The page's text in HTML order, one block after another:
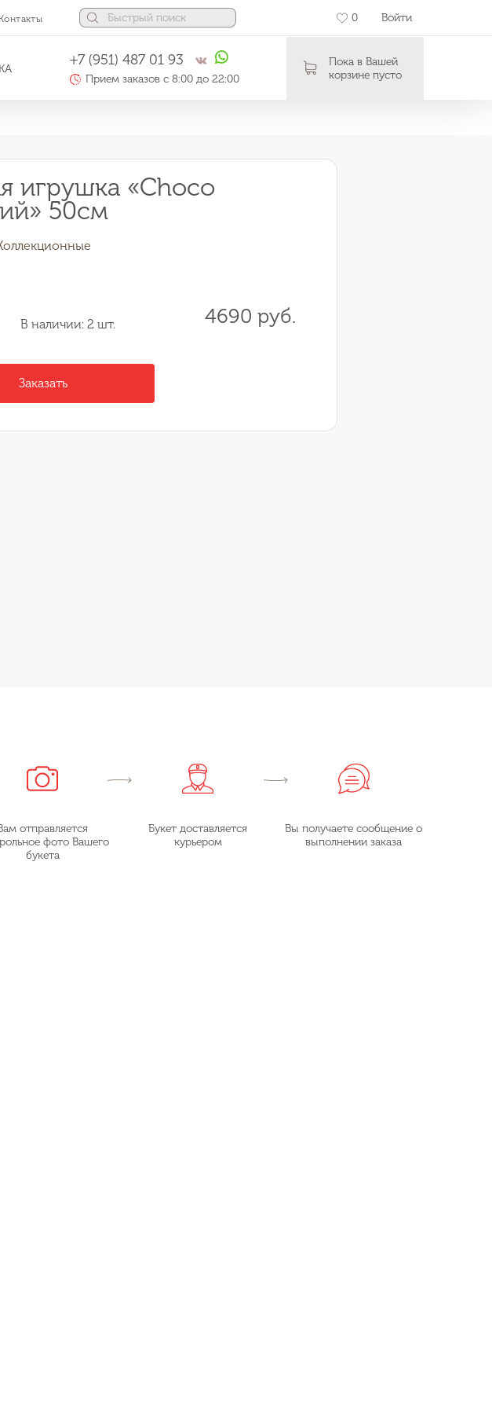
0 Войти
+7 (951) 487 01 93
Прием заказов с 8:00 до 22:00
Пока в Вашей
корзине пусто
игрушка «Choco
50см
В наличии: 2 шт. 4690 руб.
Заказать
отправляется
фото Вашего
букета
Букет доставляется
курьером
Вы получаете сообщение о
выполнении заказа